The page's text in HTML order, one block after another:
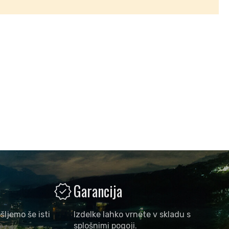
še isti
verifiedGarancija
Izdelke lahko vrnete v skladu s
splošnimi pogoji.